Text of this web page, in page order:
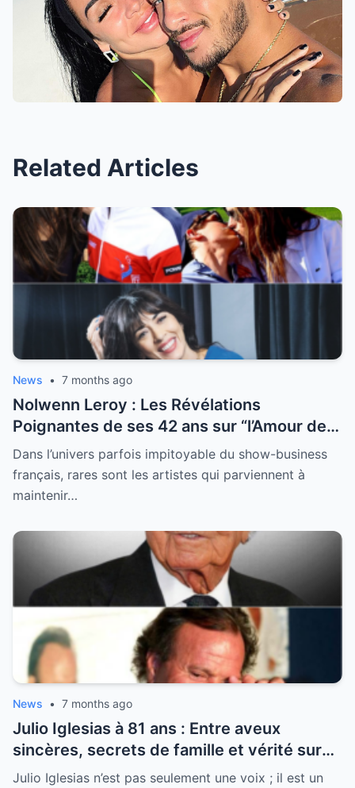
Related Articles
News • 7 months ago
Nolwenn Leroy : Les Révélations
Poignantes de ses 42 ans sur “l’Amour de
sa Vie”
Dans l’univers parfois impitoyable du show-business
français, rares sont les artistes qui parviennent à
maintenir…
News • 7 months ago
Julio Iglesias à 81 ans : Entre aveux
sincères, secrets de famille et vérité sur
sa santé, la légende se livre enfin
Julio Iglesias n’est pas seulement une voix ; il est un